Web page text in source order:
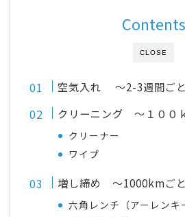
CLOSE
Contents
空気入れ ～2-3週間ご
クリーニング ～１００
クリーナー
ワイプ
増し締め ～1000kmご
六角レンチ（アーレンキ